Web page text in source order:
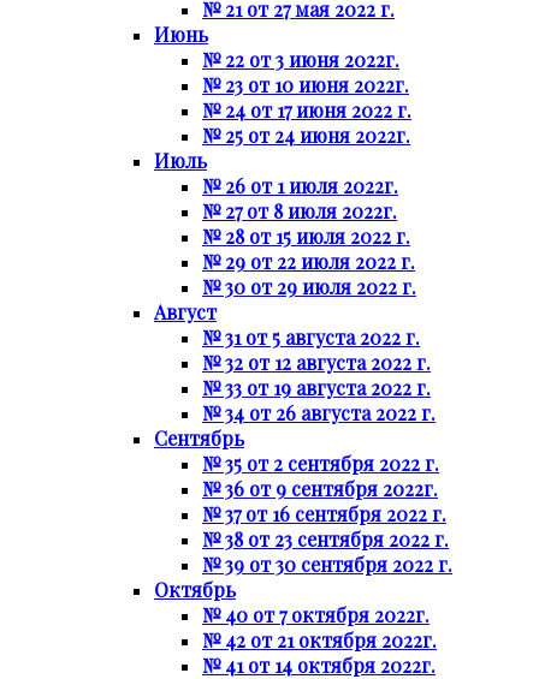
№ 21 от 27 мая 2022 г.
Июнь
№ 22 от 3 июня 2022г.
№ 23 от 10 июня 2022г.
№ 24 от 17 июня 2022 г.
№ 25 от 24 июня 2022г.
Июль
№ 26 от 1 июля 2022г.
№ 27 от 8 июля 2022г.
№ 28 от 15 июля 2022 г.
№ 29 от 22 июля 2022 г.
№ 30 от 29 июля 2022 г.
Август
№ 31 от 5 августа 2022 г.
№ 32 от 12 августа 2022 г.
№ 33 от 19 августа 2022 г.
№ 34 от 26 августа 2022 г.
Сентябрь
№ 35 от 2 сентября 2022 г.
№ 36 от 9 сентября 2022г.
№ 37 от 16 сентября 2022 г.
№ 38 от 23 сентября 2022 г.
№ 39 от 30 сентября 2022 г.
Октябрь
№ 40 от 7 октября 2022г.
№ 42 от 21 октября 2022г.
№ 41 от 14 октября 2022г.